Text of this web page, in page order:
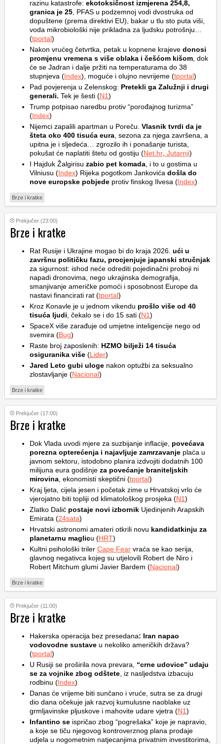
razinu katastrofe: ekotoksičnost izmjerena 254,8,
granica je 25 , PFAS u podzemnoj vodi dvostruka od
dopuštene (prema direktivi EU), bakar u tlu sto puta viši,
voda mikrobiološki nije prikladna za ljudsku potrošnju…
(tportal)
Nakon vrućeg četvrtka, petak u kopnene krajeve donosi
promjenu vremena s više oblaka i češćom kišom , dok
će se Jadran i dalje pržiti na temperaturama do 38
stupnjeva (Index), moguće i olujno nevrijeme (tportal)
Pad povjerenja u Zelenskog: Pretekli ga Zalužnji i drugi
generali. Tek je šesti (N1)
Trump potpisao naredbu protiv “porođajnog turizma”
(Index)
Nijemci zapalili apartman u Poreču. Vlasnik tvrdi da je
šteta oko 400 tisuća eura , sezona za njega završena, a
upitna je i sljedeća… zgrozilo ih i ponašanje turista,
pokušat će naplatiti štetu od gostiju (Net.hr Jutarnji)
I Hajduk Žalgirisu zabio pet komada , i to u gostima u
Vilniusu (Index) Rijeka pogotkom Jankovića došla do
nove europske pobjede protiv finskog Ilvesa (Index)
Brze i kratke
Prekjučer (23:00)
Brze i kratke
Rat Rusije i Ukrajine mogao bi do kraja 2026. ući u
završnu političku fazu, procjenjuje japanski stručnjak
za sigurnost: ishod neće odrediti pojedinačni proboji ni
napadi dronovima, nego ukrajinska demografija,
smanjivanje američke pomoći i sposobnost Europe da
nastavi financirati rat (tportal)
Kroz Konavle je u jednom vikendu prošlo više od 40
tisuća ljudi , čekalo se i do 15 sati (N1)
SpaceX više zarađuje od umjetne inteligencije nego od
svemira (Bug)
Raste broj zaposlenih: HZMO bilježi 14 tisuća
osiguranika više (Lider)
Jared Leto gubi uloge nakon optužbi za seksualno
zlostavljanje (Nacional)
Brze i kratke
Prekjučer (17:00)
Brze i kratke
Dok Vlada uvodi mjere za suzbijanje inflacije, povećava
porezna opterećenja i najavljuje zamrzavanje plaća u
javnom sektoru, istodobno planira izdvojiti dodatnih 100
milijuna eura godišnje za povećanje braniteljskih
mirovina , ekonomisti skeptični (tportal)
Kraj ljeta, cijela jesen i početak zime u Hrvatskoj vrlo će
vjerojatno biti topliji od klimatološkog prosjeka (N1)
Zlatko Dalić postaje novi izbornik Ujedinjenih Arapskih
Emirata (24sata)
Hrvatski astronomi amateri otkrili novu kandidatkinju za
planetarnu maglicu (HRT)
Kultni psihološki triler Cape Fear vraća se kao serija,
glavnog negativca kojeg su utjelovili Robert de Niro i
Robert Mitchum glumi Javier Bardem (Nacional)
Brze i kratke
Prekjučer (11:00)
Brze i kratke
Hakerska operacija bez presedana: Iran napao
vodovodne sustave u nekoliko američkih država?
(tportal)
U Rusiji se proširila nova prevara, “crne udovice” udaju
se za vojnike zbog odštete , iz nasljedstva izbacuju
rodbinu (Index)
Danas će vrijeme biti sunčano i vruće, sutra se za drugi
dio dana očekuje jak razvoj kumulusne naoblake uz
grmljavinske pljuskove i mahovite udare vjetra (N1)
Infantino se ispričao zbog “pogrešaka” koje je napravio,
a koje se tiču njegovog kontroverznog plana prodaje
udjela u nogometnim natjecanjima privatnim investitorima,